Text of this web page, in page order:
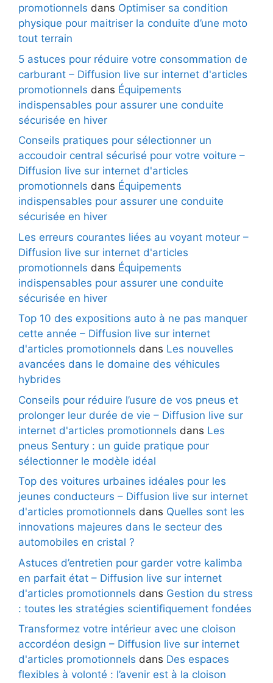
promotionnels dans Optimiser sa condition
physique pour maitriser la conduite d’une moto
tout terrain
5 astuces pour réduire votre consommation de
carburant – Diffusion live sur internet d'articles
promotionnels dans Équipements
indispensables pour assurer une conduite
sécurisée en hiver
Conseils pratiques pour sélectionner un
accoudoir central sécurisé pour votre voiture –
Diffusion live sur internet d'articles
promotionnels dans Équipements
indispensables pour assurer une conduite
sécurisée en hiver
Les erreurs courantes liées au voyant moteur –
Diffusion live sur internet d'articles
promotionnels dans Équipements
indispensables pour assurer une conduite
sécurisée en hiver
Top 10 des expositions auto à ne pas manquer
cette année – Diffusion live sur internet
d'articles promotionnels dans Les nouvelles
avancées dans le domaine des véhicules
hybrides
Conseils pour réduire l’usure de vos pneus et
prolonger leur durée de vie – Diffusion live sur
internet d'articles promotionnels dans Les
pneus Sentury : un guide pratique pour
sélectionner le modèle idéal
Top des voitures urbaines idéales pour les
jeunes conducteurs – Diffusion live sur internet
d'articles promotionnels dans Quelles sont les
innovations majeures dans le secteur des
automobiles en cristal ?
Astuces d’entretien pour garder votre kalimba
en parfait état – Diffusion live sur internet
d'articles promotionnels dans Gestion du stress
: toutes les stratégies scientifiquement fondées
Transformez votre intérieur avec une cloison
accordéon design – Diffusion live sur internet
d'articles promotionnels dans Des espaces
flexibles à volonté : l’avenir est à la cloison